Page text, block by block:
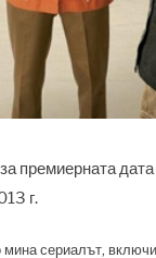
премиерната
г.
сериалът,